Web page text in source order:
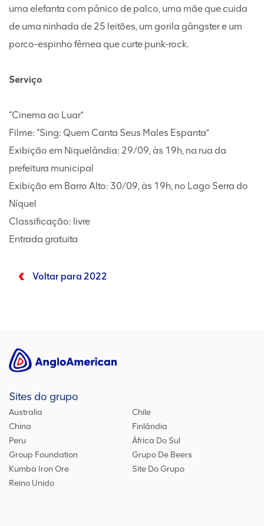
uma elefanta com pânico de palco, uma mãe que cuida
de uma ninhada de 25 leitões, um gorila gângster e um
porco-espinho fêmea que curte punk-rock.
Serviço
“Cinema ao Luar”
Filme: “Sing: Quem Canta Seus Males Espanta”
Exibição em Niquelândia: 29/09, às 19h, na rua da
prefeitura municipal
Exibição em Barro Alto: 30/09, às 19h, no Lago Serra do
Níquel
Classificação: livre
Entrada gratuita
Voltar para 2022
Sites do grupo
Australia
Chile
China
Finlândia
Peru
África Do Sul
Group Foundation
Grupo De Beers
Kumba Iron Ore
Site Do Grupo
Reino Unido